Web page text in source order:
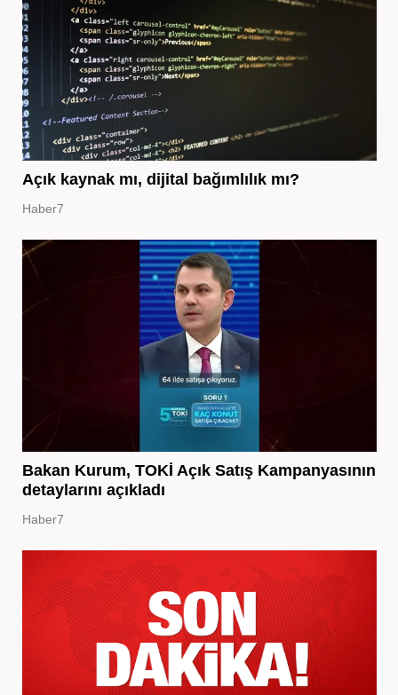
Açık kaynak mı, dijital bağımlılık mı?
Haber7
Bakan Kurum, TOKİ Açık Satış Kampanyasının
detaylarını açıkladı
Haber7